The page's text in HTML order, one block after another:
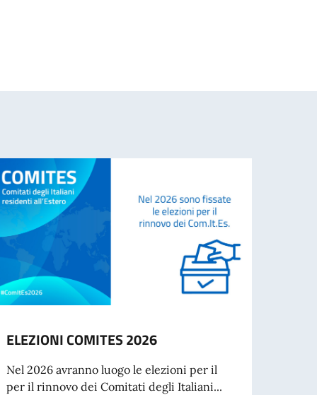
ELEZIONI COMITES 2026
Nel 2026 avranno luogo le elezioni per il
per il rinnovo dei Comitati degli Italiani...